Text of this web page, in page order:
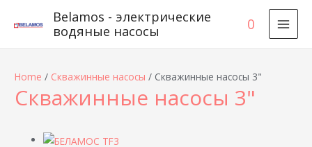
Belamos - электрические
водяные насосы
0
Home / Скважинные насосы / Скважинные насосы 3"
Скважинные насосы 3"